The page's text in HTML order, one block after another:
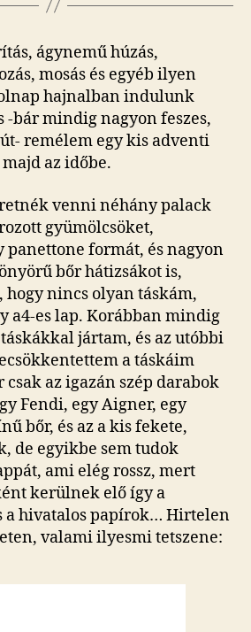
ágynemű húzás,
mosás és egyéb ilyen
hajnalban indulunk
-bár mindig nagyon feszes,
remélem egy kis adventi
az időbe.
venni néhány palack
gyümölcsöket,
panettone formát, és nagyon
bőr hátizsákot is,
nincs olyan táskám,
a4-es lap. Korábban mindig
jártam, és az utóbbi
a táskáim
csak az igazán szép darabok
Fendi, egy Aigner, egy
bőr, és az a kis fekete,
de egyikbe sem tudok
ami elég rossz, mert
kerülnek elő így a
a hivatalos papírok… Hirtelen
valami ilyesmi tetszene: